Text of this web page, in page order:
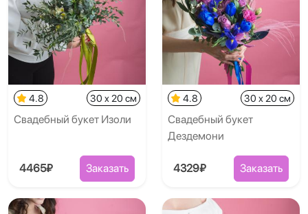
4.8 30 x 20 см
Свадебный букет Изоли
4465₽ Заказать
4.8 30 x 20 см
Свадебный букет
Дездемони
4329₽ Заказать